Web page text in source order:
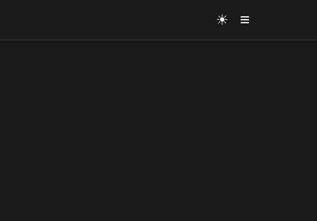
☀ ≡